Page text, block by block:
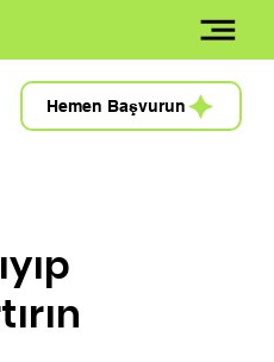
Hemen Başvurun